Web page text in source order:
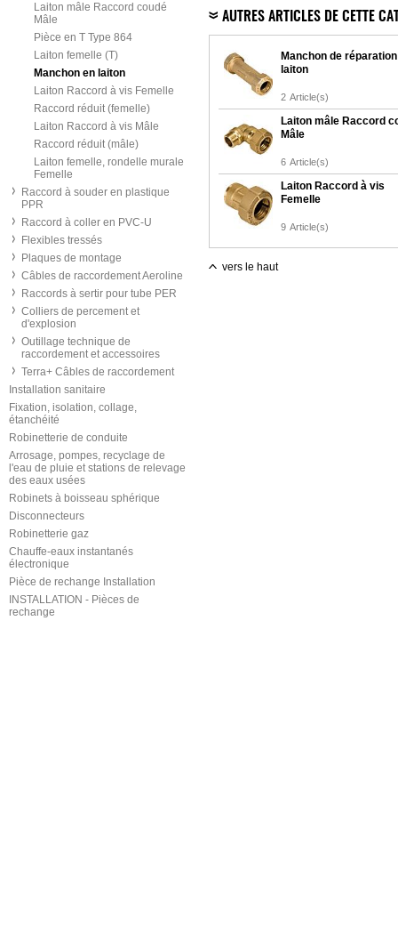
Laiton mâle Raccord coudé
Mâle
Pièce en T Type 864
Laiton femelle (T)
Manchon en laiton
Laiton Raccord à vis Femelle
Raccord réduit (femelle)
Laiton Raccord à vis Mâle
Raccord réduit (mâle)
Laiton femelle, rondelle murale
Femelle
Raccord à souder en plastique
PPR
Raccord à coller en PVC-U
Flexibles tressés
Plaques de montage
Câbles de raccordement Aeroline
Raccords à sertir pour tube PER
Colliers de percement et
d'explosion
Outillage technique de
raccordement et accessoires
Terra+ Câbles de raccordement
Installation sanitaire
Fixation, isolation, collage,
étanchéité
Robinetterie de conduite
Arrosage, pompes, recyclage de
l'eau de pluie et stations de relevage
des eaux usées
Robinets à boisseau sphérique
Disconnecteurs
Robinetterie gaz
Chauffe-eaux instantanés
électronique
Pièce de rechange Installation
INSTALLATION - Pièces de
rechange
AUTRES ARTICLES DE CETTE
Manchon de
laiton
2 Article(s)
Laiton mâle Raccord
Mâle
6 Article(s)
Laiton Raccord à vis
Femelle
9 Article(s)
vers le haut